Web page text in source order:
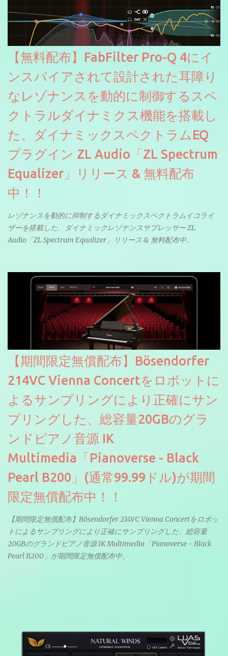
【無料配布】FabFilter Pro-Q 4にイ
ンスパイアされて設計された耳障り
なレゾナンスを動的に制御するスペ
クトラルダイナミクス機能を搭載し
た、ダイナミックスペクトラムEQ
プラグイン ZL Audio「ZL Spectrum
Equalizer」リリース & 無料配布
中！！
レゾナンスを動的に抑制するダイナミックスペクトラムイコライ
ザーを搭載した、ダイナミックレゾナンスサプレッサー ZL
Audio「ZL Spectrum Equalizer」リリース & 無料配布中。
【期間限定無償配布】Bösendorfer
214VC Vienna Concertをロボットに
よるサンプリングにより正確にサン
プリングした、総容量20GBのグラ
ンドピアノ音源 IK
Multimedia「Pianoverse - Black
Pearl B200」(通常99.99ドル)が期間
限定無償配布中！！
【期間限定無償配布】Bösendorfer 214VC Vienna Concertをロボッ
トによるサンプリングにより正確にサンプリングした、総容量
20GBのグランドピアノ音源 IK Multimedia「Pianoverse - Black
Pearl B200」が期間限定無償配布中。